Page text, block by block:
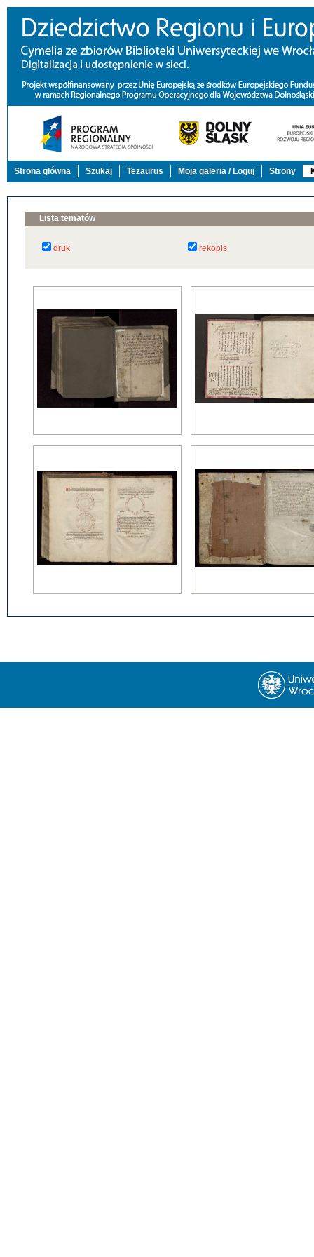
Strona główna Szukaj Tezaurus Moja galeria / Loguj Strony
Lista tematów
druk rekopis